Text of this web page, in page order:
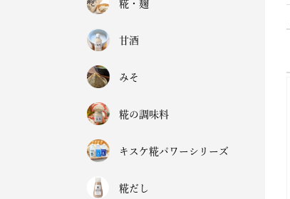
糀・麹
甘酒
みそ
糀の調味料
キスケ糀パワーシリーズ
糀だし